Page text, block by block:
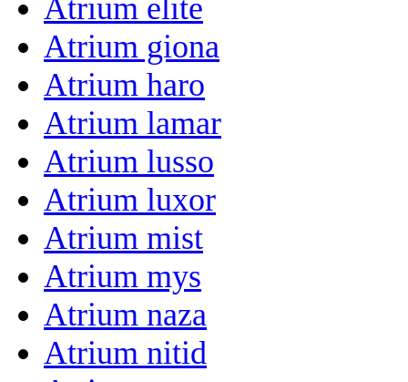
Atrium elite
Atrium giona
Atrium haro
Atrium lamar
Atrium lusso
Atrium luxor
Atrium mist
Atrium mys
Atrium naza
Atrium nitid